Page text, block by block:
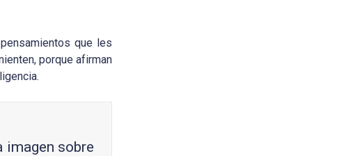
que les
porque afirman
imagen sobre